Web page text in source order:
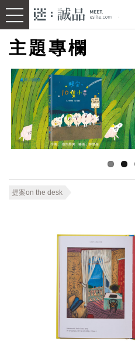
主題專欄
提案on the desk